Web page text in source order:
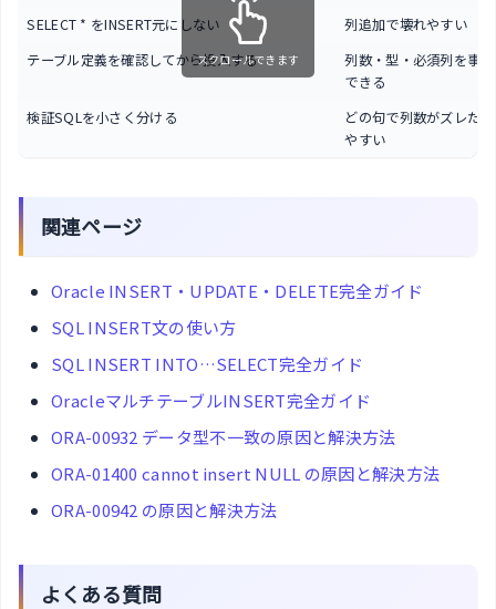
SELECT * をINSERT元にしない
列追加で壊れやすい
テーブル定義を確認してから投入する
列数・型・必須列を事
できる
検証SQLを小さく分ける
どの句で列数がズレた
やすい
スクロールできます
関連ページ
Oracle INSERT・UPDATE・DELETE完全ガイド
SQL INSERT文の使い方
SQL INSERT INTO…SELECT完全ガイド
OracleマルチテーブルINSERT完全ガイド
ORA-00932 データ型不一致の原因と解決方法
ORA-01400 cannot insert NULL の原因と解決方法
ORA-00942 の原因と解決方法
よくある質問